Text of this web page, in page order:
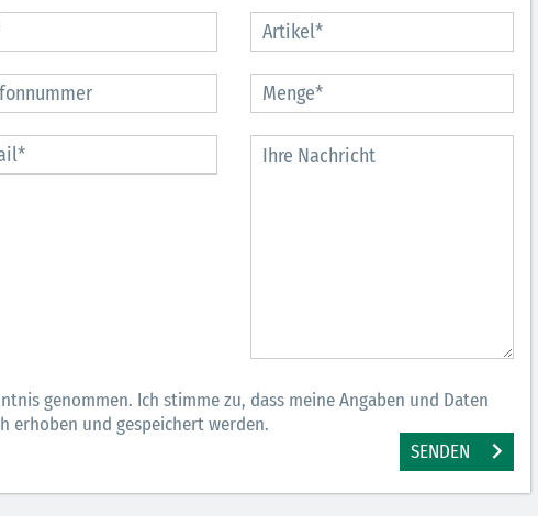
genommen. Ich stimme zu, dass meine Angaben und Daten
erhoben und gespeichert werden.
SENDEN
Gemeinschaft in
direkter
MEHR
Stimmung und tolle
MEHR